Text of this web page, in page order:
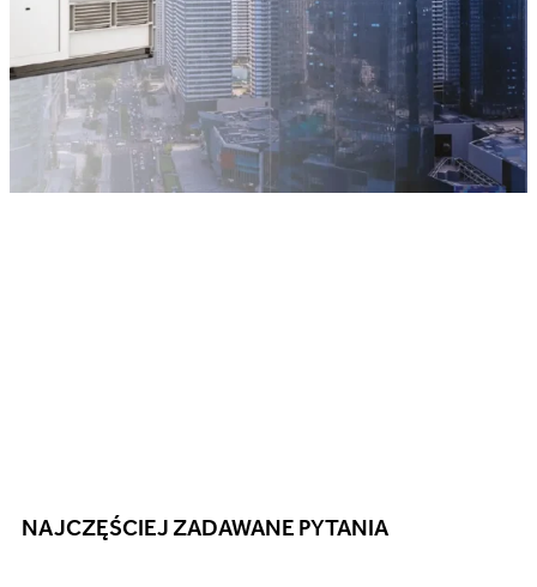
NAJCZĘŚCIEJ ZADAWANE PYTANIA